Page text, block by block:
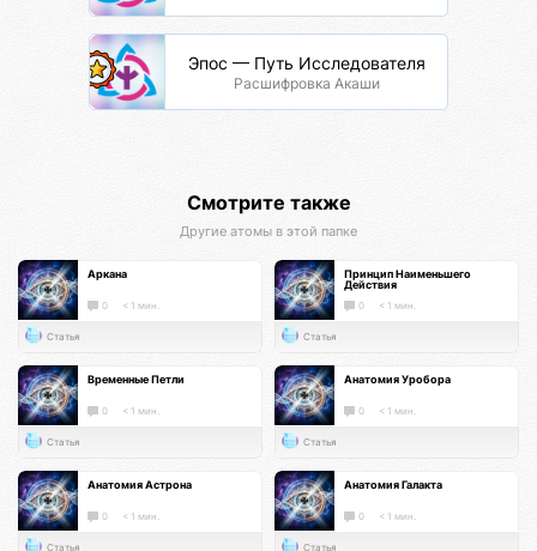
Эпос — Путь Исследователя
Расшифровка Акаши
Смотрите также
Другие атомы в этой папке
Аркана
0 < 1 мин.
Статья
Принцип Наименьшего
Действия
0 < 1 мин.
Статья
Временные Петли
0 < 1 мин.
Статья
Анатомия Уробора
0 < 1 мин.
Статья
Анатомия Астрона
0 < 1 мин.
Статья
Анатомия Галакта
0 < 1 мин.
Статья